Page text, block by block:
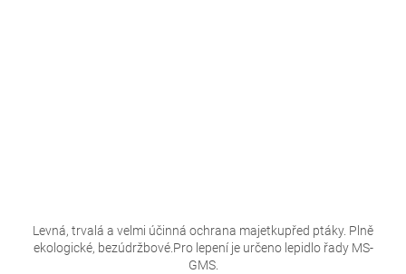
Levná, trvalá a velmi účinná ochrana majetkupřed ptáky. Plně
ekologické, bezúdržbové.Pro lepení je určeno lepidlo řady MS-
GMS.